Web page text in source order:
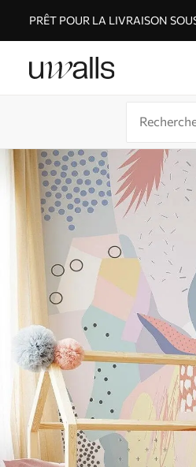
PRÊT POUR LA LIVRAISON